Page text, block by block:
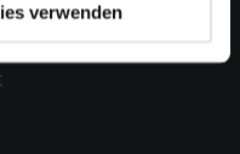
verwenden